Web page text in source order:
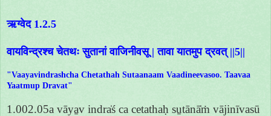
ऋग्वेद 1.2.5
वायविन्द्रश्च चेतथः सुतानां वाजिनीवसू | तावा यातमुप द्रवत् ||5||
"Vaayavindrashcha Chetathah Sutaanaam Vaadineevasoo. Taavaa
Yaatmup Dravat"
1.002.05a vāya̱v indra̍ś ca cetathaḥ su̱tānā̍ṁ vājinīvasū